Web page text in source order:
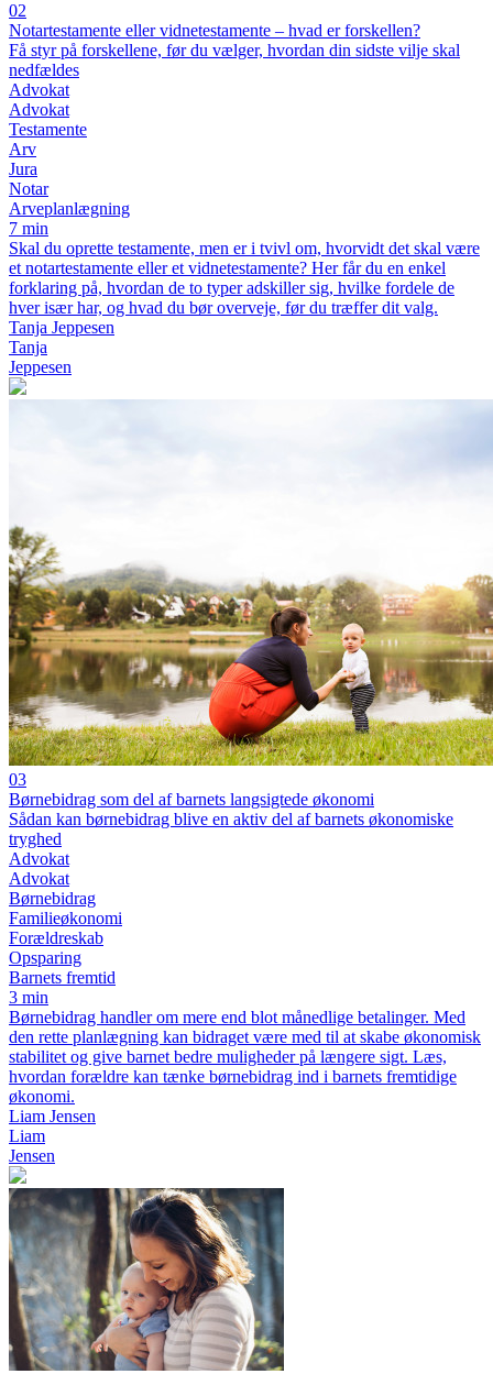
02
Notartestamente eller vidnetestamente – hvad er forskellen?
Få styr på forskellene, før du vælger, hvordan din sidste vilje skal
nedfældes
Advokat
Advokat
Testamente
Arv
Jura
Notar
Arveplanlægning
7 min
Skal du oprette testamente, men er i tvivl om, hvorvidt det skal være
et notartestamente eller et vidnetestamente? Her får du en enkel
forklaring på, hvordan de to typer adskiller sig, hvilke fordele de
hver især har, og hvad du bør overveje, før du træffer dit valg.
Tanja Jeppesen
Tanja
Jeppesen
03
Børnebidrag som del af barnets langsigtede økonomi
Sådan kan børnebidrag blive en aktiv del af barnets økonomiske
tryghed
Advokat
Advokat
Børnebidrag
Familieøkonomi
Forældreskab
Opsparing
Barnets fremtid
3 min
Børnebidrag handler om mere end blot månedlige betalinger. Med
den rette planlægning kan bidraget være med til at skabe økonomisk
stabilitet og give barnet bedre muligheder på længere sigt. Læs,
hvordan forældre kan tænke børnebidrag ind i barnets fremtidige
økonomi.
Liam Jensen
Liam
Jensen